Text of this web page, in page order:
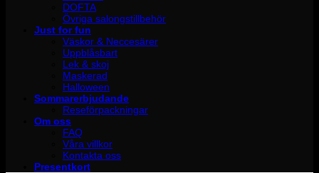
DOFTA
Övriga salongstillbehör
Just for fun
Väskor & Neccesärer
Uppblåsbart
Lek & skoj
Maskerad
Halloween
Sommarerbjudande
Reseförpackningar
Om oss
FAQ
Våra villkor
Kontakta oss
Presentkort